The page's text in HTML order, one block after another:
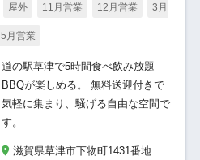
屋外 11月営業 12月営業 3月
5月営業
道の駅草津で5時間食べ飲み放題
BBQが楽しめる。 無料送迎付きで
気軽に集まり、騒げる自由な空間で
す。
滋賀県草津市下物町1431番地